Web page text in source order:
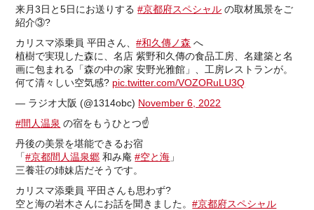
来月3日と5日にお送りする#京都府スペシャル の取材風景をご
紹介③?
カリスマ添乗員 平田さん、#和久傳ノ森 へ
植樹で実現した森に、名店 紫野和久傳の食品工房、名建築と名
画に包まれる「森の中の家 安野光雅館」、工房レストランが。
何て清々しい空気感? pic.twitter.com/VOZORuLU3Q
— ラジオ大阪 (@1314obc) November 6, 2022
#間人温泉 の宿をもうひとつ☝️
丹後の美景を堪能できるお宿
「#京都間人温泉郷 和み庵#空と海 」
三養荘の姉妹店だそうです。
カリスマ添乗員 平田さんも思わず?
空と海の岩木さんにお話を聞きました。#京都府スペシャル